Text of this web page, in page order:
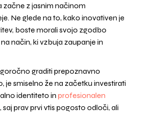
začne z jasnim načinom
Ne glede na to, kako inovativen je
boste morali svojo zgodbo
način, ki vzbuja zaupanje in
graditi prepoznavno
je smiselno že na začetku investirati
identiteto inprofesionalen
, saj prav prvi vtis pogosto odloči, ali